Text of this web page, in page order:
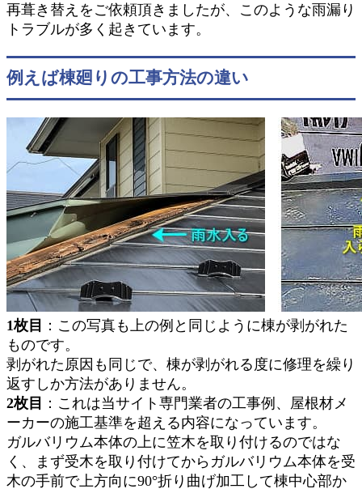
再葺き替えをご依頼頂きましたが、このような雨漏り
トラブルが多く起きています。
例えば棟廻りの工事方法の違い
1枚目
：この写真も上の例と同じように棟が剥がれた
ものです。
剥がれた原因も同じで、棟が剥がれる度に修理を繰り
返すしか方法がありません。
2枚目
：これは当サイト専門業者の工事例、屋根材メ
ーカーの施工基準を超える内容になっています。
ガルバリウム本体の上に笠木を取り付けるのではな
く、まず受木を取り付けてからガルバリウム本体を受
木の手前で上方向に90°折り曲げ加工して棟中心部か